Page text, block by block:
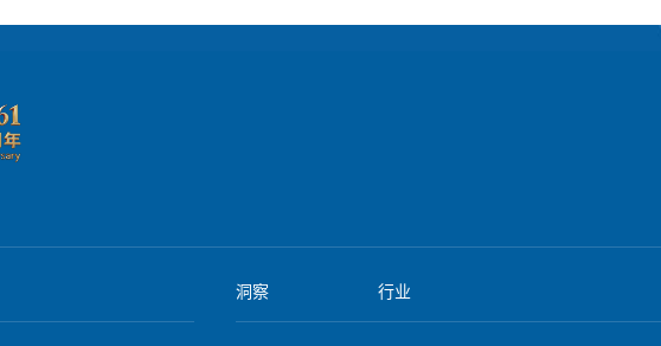
济。此外，供应链的透明度和可追溯性也成为消费者关注的焦点，
源和环境影响。零售企业需要将可持续发展融入品牌核心价值，通
的变革，数字化转型、新
优势。如需了解更多关于零售行业未来趋势的深度分析，请持续关
洞察 行业